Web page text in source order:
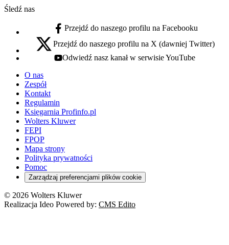
Śledź nas
facebook - otwiera się w nowej karcie
Przejdź do naszego profilu na Facebooku
x - otwiera się w nowej karcie
Przejdź do naszego profilu na X (dawniej Twitter)
youtube - otwiera się w nowej karcie
Odwiedź nasz kanał w serwisie YouTube
O nas
Zespół
Kontakt
Regulamin
Księgarnia Profinfo.pl
Wolters Kluwer
FEPI
FPOP
Mapa strony
Polityka prywatności
Pomoc
Zarządzaj preferencjami plików cookie
© 2026 Wolters Kluwer
Realizacja Ideo Powered by: CMS Edito